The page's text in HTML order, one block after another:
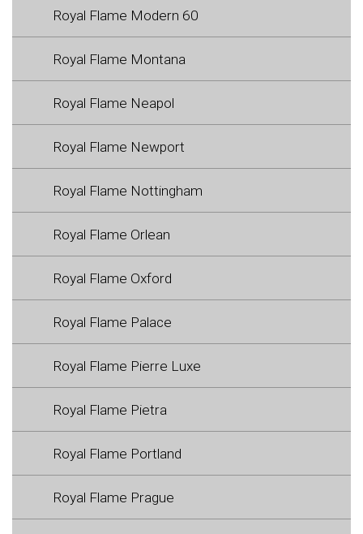
Royal Flame Modern 60
Royal Flame Montana
Royal Flame Neapol
Royal Flame Newport
Royal Flame Nottingham
Royal Flame Orlean
Royal Flame Oxford
Royal Flame Palace
Royal Flame Pierre Luxe
Royal Flame Pietra
Royal Flame Portland
Royal Flame Prague